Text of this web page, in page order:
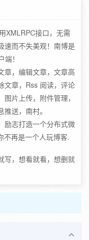
XMLRPC接口，无需
速而不失美观！南博是
！
章，编辑文章，文章高
文章，Rss 阅读，评论
片上传，附件管理，
送，南村。
励志打造一个分布式微
不再是一个人玩博客.
写，想看就看，想删就